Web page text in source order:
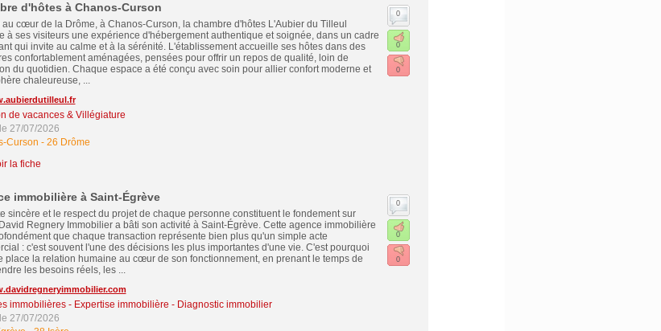
d'hôtes à Chanos-Curson
au cœur de la Drôme, à Chanos-Curson, la chambre d'hôtes L'Aubier du Tilleul
à ses visiteurs une expérience d'hébergement authentique et soignée, dans un cadre
qui invite au calme et à la sérénité. L'établissement accueille ses hôtes dans des
confortablement aménagées, pensées pour offrir un repos de qualité, loin de
du quotidien. Chaque espace a été conçu avec soin pour allier confort moderne et
chaleureuse, ...
de vacances & Villégiature
27/07/2026
Curson - 26 Drôme
la fiche
0
0
0
immobilière à Saint-Égrève
sincère et le respect du projet de chaque personne constituent le fondement sur
Regnery Immobilier a bâti son activité à Saint-Égrève. Cette agence immobilière
que chaque transaction représente bien plus qu'un simple acte
: c'est souvent l'une des décisions les plus importantes d'une vie. C'est pourquoi
place la relation humaine au cœur de son fonctionnement, en prenant le temps de
les besoins réels, les ...
immobilières - Expertise immobilière - Diagnostic immobilier
27/07/2026
0
0
0